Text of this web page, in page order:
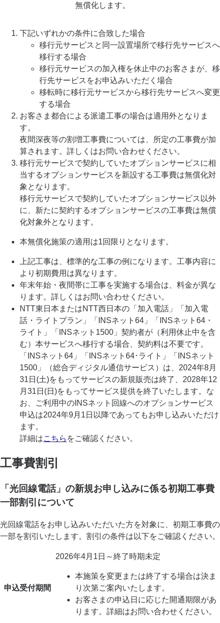
無償化します。
下記いずれかの条件に合致した場合
移行元サービスと同一設置場所で移行先サービスへ
移行する場合
移行元サービスの加入権を休止中のお客さまが、移
行先サービスをお申込みいただく場合
移転時に移行元サービスから移行先サービスへ変更
する場合
お客さま都合による派遣工事の場合は適用外となりま
す。
夜間深夜等の割増工事費については、所定の工事費が加
算されます。詳しくはお問い合わせください。
移行元サービスで契約していたオプションサービスに相
当するオプションサービスを新設する工事費は無償化対
象となります。
移行元サービスで契約していたオプションサービス以外
に、新たに契約するオプションサービスの工事費は無償
化対象外となります。
本無償化施策の適用は1回限りとなります。
上記工事は、標準的な工事の例になります。工事内容に
より初期費用は異なります。
年末年始・夜間帯に工事を実施する場合は、料金が異な
ります。詳しくはお問い合わせください。
NTT東日本またはNTT西日本の「加入電話」「加入電
話・ライトプラン」「INSネット64」「INSネット64・
ライト」「INSネット1500」契約者が（利用休止中を含
む）本サービスへ移行する場合、契約料は不要です。
「INSネット64」「INSネット64･ライト」「INSネット
1500」（総合ディジタル通信サービス）は、2024年8月
31日(土)をもってサービスの新規販売は終了、2028年12
月31日(日)をもってサービス提供を終了いたします。な
お、ご利用中のINSネット回線へのオプションサービス
申込は2024年9月1日以降であってもお申し込みいただけ
ます。
詳細はこちら をご確認ください。
工事費割引
「光回線電話」の新規お申し込みに係る初期工事費
一部割引について
光回線電話をお申し込みいただいた方を対象に、初期工事費の
一部を割引いたします。割引の条件は以下をご確認ください。
申込受付期間
2026年4月1日～終了時期未定
本施策を変更または終了する場合は決ま
り次第ご案内いたします。
お客さまの申込日に応じた開通期限があ
ります。詳細はお問い合わせください。